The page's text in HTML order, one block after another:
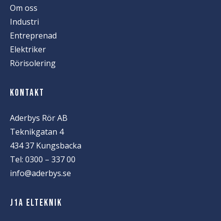
Om oss
Industri
Entreprenad
Elektriker
Rörisolering
KONTAKT
Aderbys Rör AB
Teknikgatan 4
434 37 Kungsbacka
Tel: 0300 – 337 00
info@aderbys.se
J1A ELTEKNIK